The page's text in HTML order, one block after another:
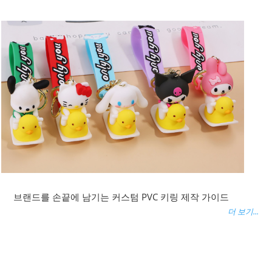
브랜드를 손끝에 남기는 커스텀 PVC 키링 제작 가이드
더 보기...